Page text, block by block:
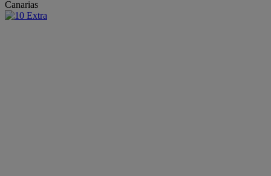
Canarias